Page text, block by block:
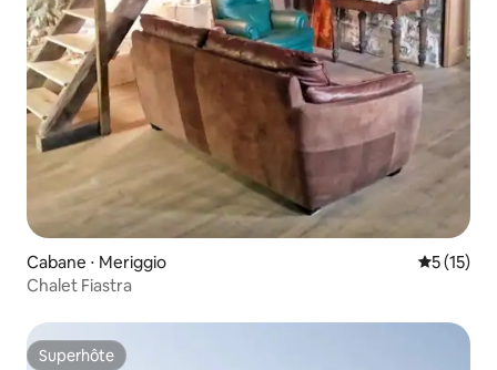
Cabane ⋅ Meriggio
5 (15)
Chalet Fiastra
Superhôte
Superhôte